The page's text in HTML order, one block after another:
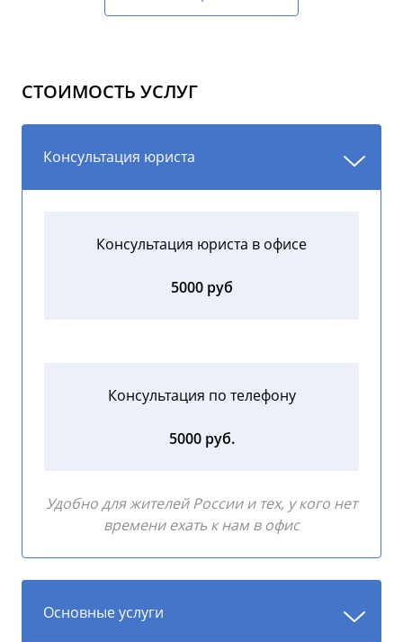
СТОИМОСТЬ УСЛУГ
Консультация юриста
Консультация юриста в офисе
5000 руб
Консультация по телефону
5000 руб.
Удобно для жителей России и тех, у кого нет
времени ехать к нам в офис
Основные услуги